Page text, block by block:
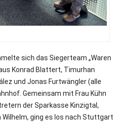
sich das Siegerteam „Waren
Konrad Blattert, Timurhan
und Jonas Furtwängler (alle
Gemeinsam mit Frau Kühn
der Sparkasse Kinzigtal,
Wilhelm, ging es los nach Stuttgart